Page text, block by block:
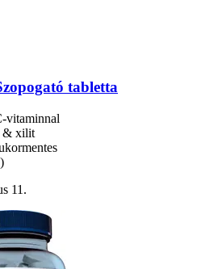
tabletta
vitaminnal
& xilit
11.